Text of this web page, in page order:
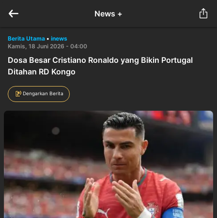
News +
Berita Utama • inews
Kamis, 18 Juni 2026 - 04:00
Dosa Besar Cristiano Ronaldo yang Bikin Portugal
Ditahan RD Kongo
Dengarkan Berita